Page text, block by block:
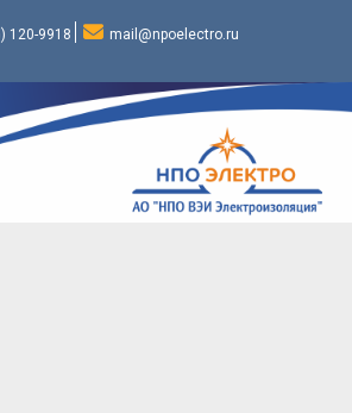
120-9918 mail@npoelectro.ru